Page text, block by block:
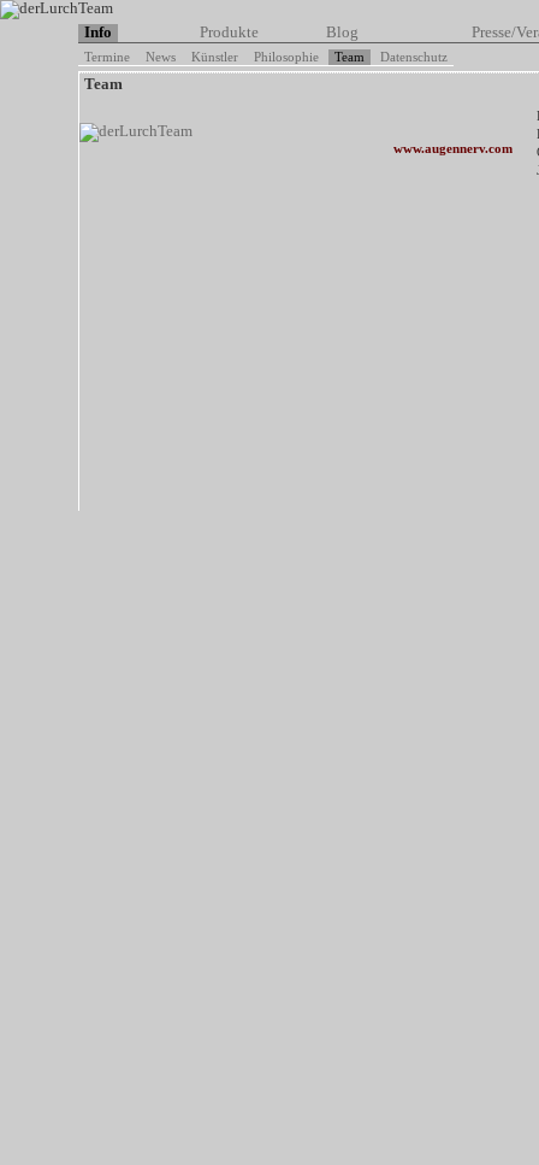
Info Produkte Blog Presse/
Termine News Künstler Philosophie Team Datenschutz
Team
www.augennerv.com